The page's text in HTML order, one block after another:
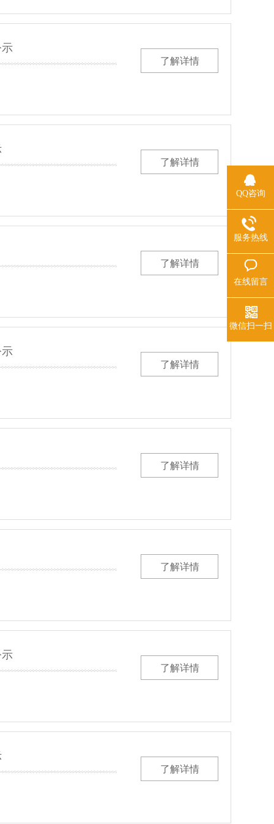
了解详情
了解详情
了解详情
了解详情
了解详情
了解详情
了解详情
了解详情
QQ咨询
服务热线
在线留言
微信扫一扫